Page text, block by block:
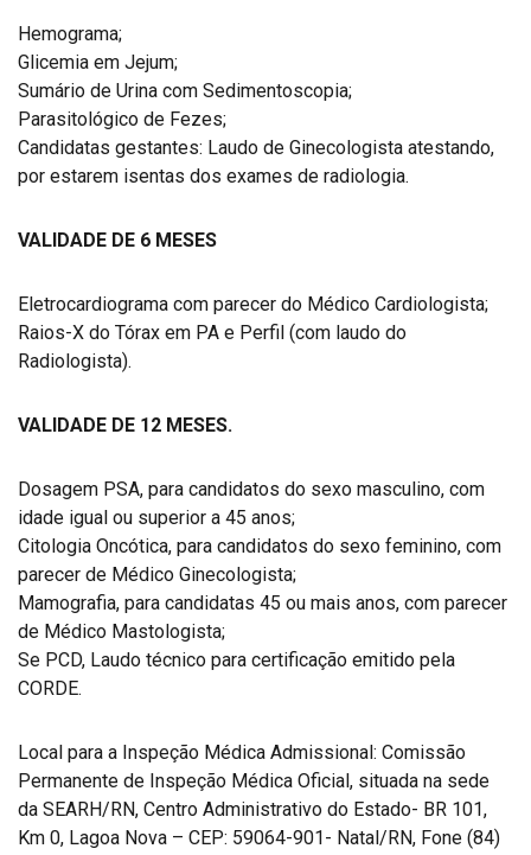
Hemograma;
Glicemia em Jejum;
Sumário de Urina com Sedimentoscopia;
Parasitológico de Fezes;
Candidatas gestantes: Laudo de Ginecologista atestando,
por estarem isentas dos exames de radiologia.
VALIDADE DE 6 MESES
Eletrocardiograma com parecer do Médico Cardiologista;
Raios-X do Tórax em PA e Perfil (com laudo do
Radiologista).
VALIDADE DE 12 MESES.
Dosagem PSA, para candidatos do sexo masculino, com
idade igual ou superior a 45 anos;
Citologia Oncótica, para candidatos do sexo feminino, com
parecer de Médico Ginecologista;
Mamografia, para candidatas 45 ou mais anos, com parecer
de Médico Mastologista;
Se PCD, Laudo técnico para certificação emitido pela
CORDE.
Local para a Inspeção Médica Admissional: Comissão
Permanente de Inspeção Médica Oficial, situada na sede
da SEARH/RN, Centro Administrativo do Estado- BR 101,
Km 0, Lagoa Nova – CEP: 59064-901- Natal/RN, Fone (84)